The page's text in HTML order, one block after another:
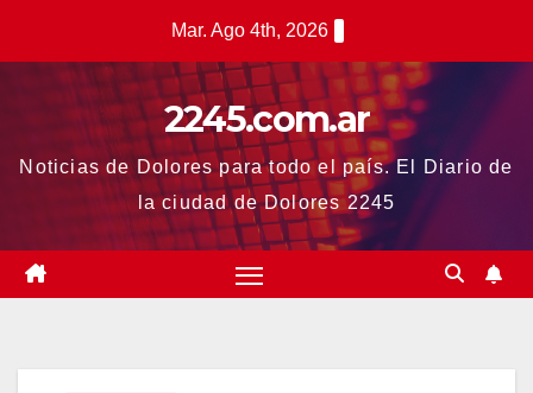
Mar. Ago 4th, 2026
2245.com.ar
Noticias de Dolores para todo el país. El Diario de
la ciudad de Dolores 2245